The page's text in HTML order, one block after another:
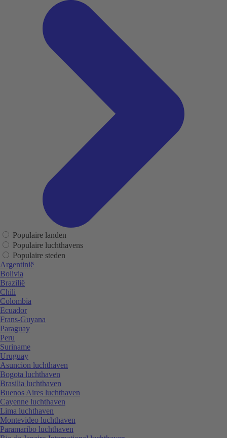
Populaire landen
Populaire luchthavens
Populaire steden
Argentinië
Bolivia
Brazilië
Chili
Colombia
Ecuador
Frans-Guyana
Paraguay
Peru
Suriname
Uruguay
Asuncion luchthaven
Bogota luchthaven
Brasilia luchthaven
Buenos Aires luchthaven
Cayenne luchthaven
Lima luchthaven
Montevideo luchthaven
Paramaribo luchthaven